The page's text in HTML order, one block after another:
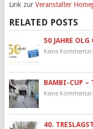
Link zur Veranstalter
RELATED POSTS
50 JAHRE OLG
Keine
BAMBI-CUP –
Keine
40.